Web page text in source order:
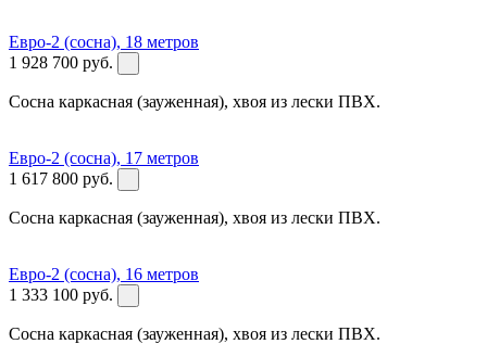
Евро-2 (сосна), 18 метров
1 928 700 руб.
Сосна каркасная (зауженная), хвоя из лески ПВХ.
Евро-2 (сосна), 17 метров
1 617 800 руб.
Сосна каркасная (зауженная), хвоя из лески ПВХ.
Евро-2 (сосна), 16 метров
1 333 100 руб.
Сосна каркасная (зауженная), хвоя из лески ПВХ.